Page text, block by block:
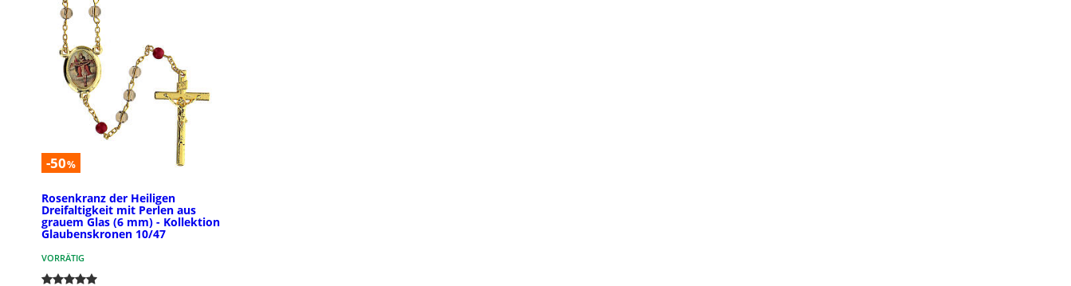
-50%
Rosenkranz der Heiligen
Dreifaltigkeit mit Perlen aus
grauem Glas (6 mm) - Kollektion
Glaubenskronen 10/47
VORRÄTIG